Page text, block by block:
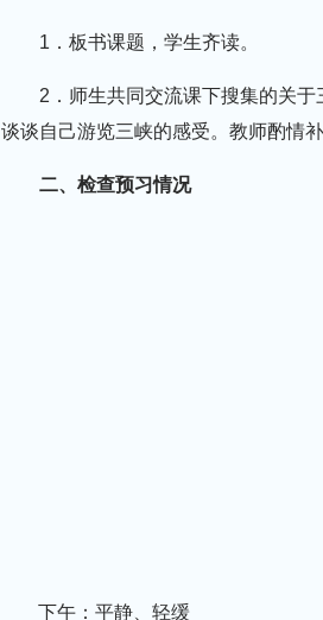
1．板书课题，学生齐读。
2．师生共同交流课下搜集的关
谈谈自己游览三峡的感受。教师酌情补
二、检查预习情况
下午：平静、轻缓